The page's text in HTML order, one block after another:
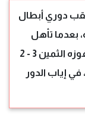
دوري أبطال
بعدما تأهل
للمباراة النهائية للمسابقة القارية، عقب فوزه الثمين 3 - 2
في إياب الدور